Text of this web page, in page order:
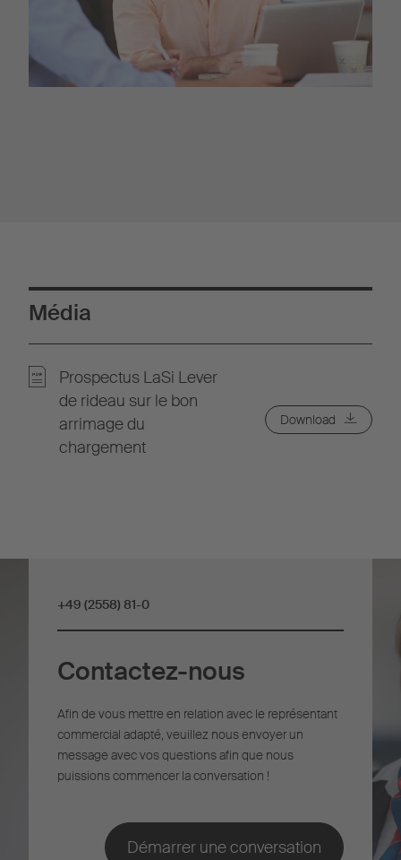
Média
Prospectus LaSi Lever
de rideau sur le bon
arrimage du
chargement
Download
+49 (2558) 81-0
Contactez-nous
Afin de vous mettre en relation avec le représentant
commercial adapté, veuillez nous envoyer un
message avec vos questions afin que nous
puissions commencer la conversation !